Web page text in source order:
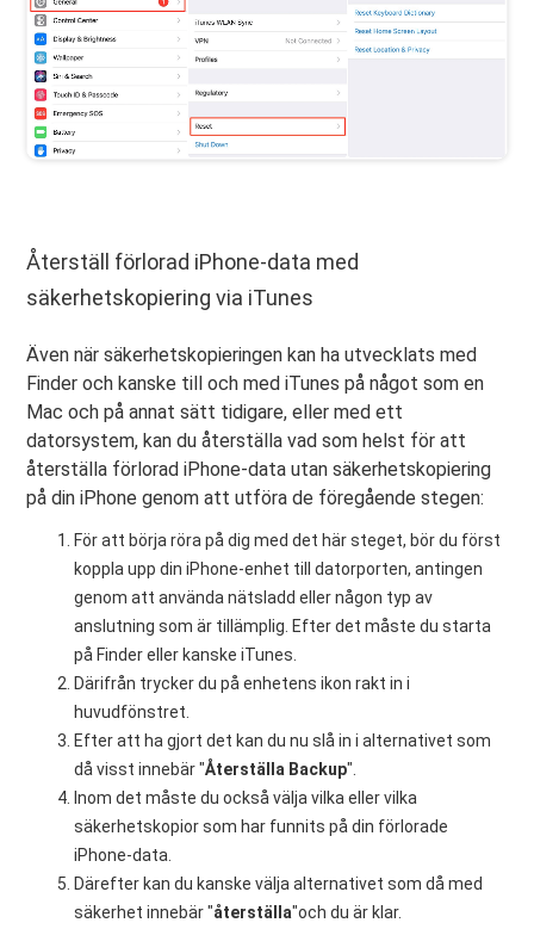
Återställ förlorad iPhone-data med
säkerhetskopiering via iTunes
Även när säkerhetskopieringen kan ha utvecklats med
Finder och kanske till och med iTunes på något som en
Mac och på annat sätt tidigare, eller med ett
datorsystem, kan du återställa vad som helst för att
återställa förlorad iPhone-data utan säkerhetskopiering
på din iPhone genom att utföra de föregående stegen:
För att börja röra på dig med det här steget, bör du först
koppla upp din iPhone-enhet till datorporten, antingen
genom att använda nätsladd eller någon typ av
anslutning som är tillämplig. Efter det måste du starta
på Finder eller kanske iTunes.
Därifrån trycker du på enhetens ikon rakt in i
huvudfönstret.
Efter att ha gjort det kan du nu slå in i alternativet som
då visst innebär "Återställa Backup".
Inom det måste du också välja vilka eller vilka
säkerhetskopior som har funnits på din förlorade
iPhone-data.
Därefter kan du kanske välja alternativet som då med
säkerhet innebär "återställa"och du är klar.